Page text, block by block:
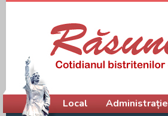
Meniu principal
Local Administrație